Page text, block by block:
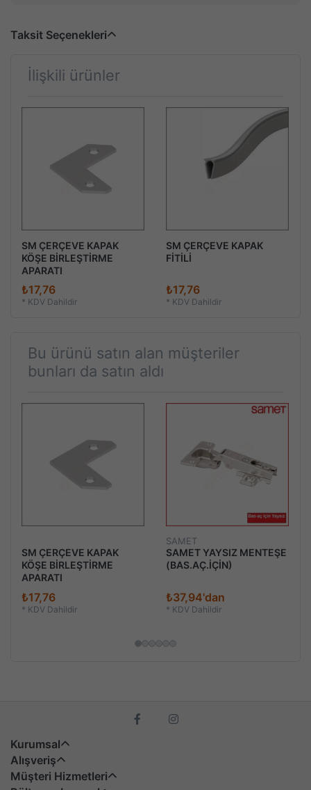
Taksit Seçenekleri
İlişkili ürünler
SM ÇERÇEVE KAPAK
KÖŞE BİRLEŞTİRME
APARATI
₺17,76
* KDV Dahildir
SM ÇERÇEVE KAPAK
FİTİLİ
₺17,76
* KDV Dahildir
Bu ürünü satın alan müşteriler
bunları da satın aldı
SM ÇERÇEVE KAPAK
KÖŞE BİRLEŞTİRME
APARATI
₺17,76
* KDV Dahildir
SAMET
SAMET YAYSIZ MENTEŞE
(BAS.AÇ.İÇİN)
₺37,94'dan
* KDV Dahildir
Kurumsal
Alışveriş
Müşteri Hizmetleri